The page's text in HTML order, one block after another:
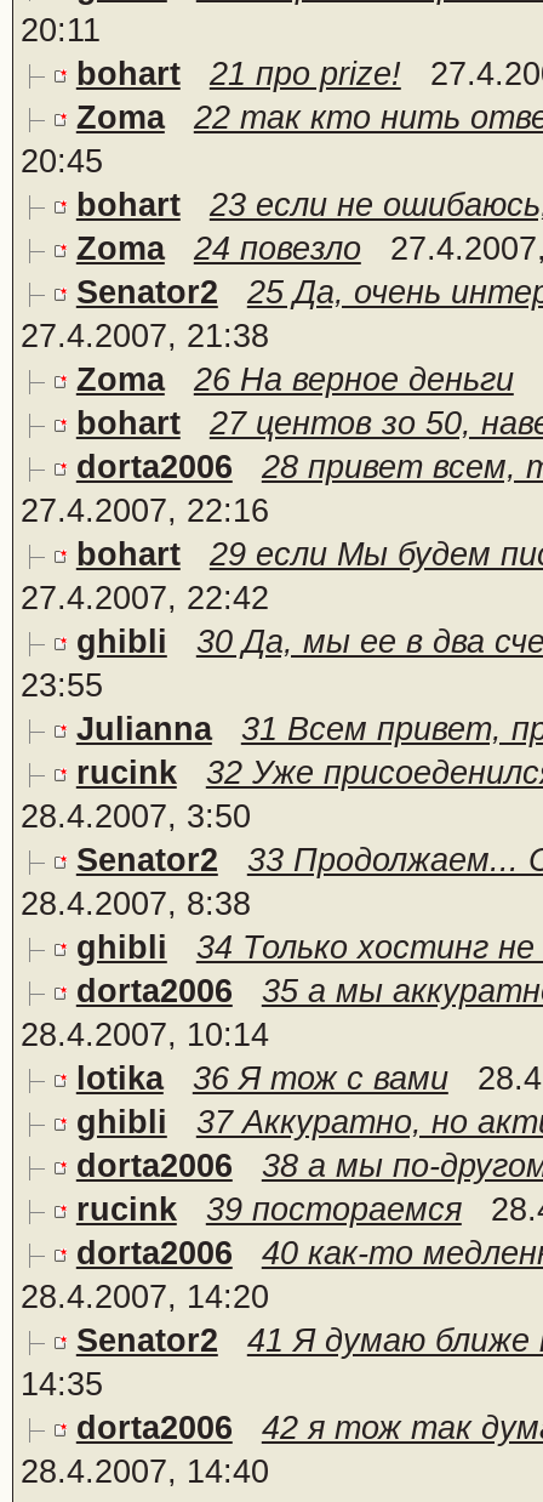
20:11
bohart
21 про prize!
Zoma
22 так кто нить
20:45
bohart
23 если не
Zoma
24 повезло
Senator2
25 Да, очень
27.4.2007, 21:38
Zoma
26 На верное деньги
bohart
27 центов зо 50,
dorta2006
28 привет всем,
27.4.2007, 22:16
bohart
29 если Мы будем
27.4.2007, 22:42
ghibli
30 Да, мы ее в два
23:55
Julianna
31 Всем привет,
rucink
32 Уже
28.4.2007, 3:50
Senator2
33 Продолжаем...
28.4.2007, 8:38
ghibli
34 Только хостинг
dorta2006
35 а мы
28.4.2007, 10:14
lotika
36 Я тож с вами
ghibli
37 Аккуратно, но
dorta2006
38 а мы по-
rucink
39 постораемся
dorta2006
40 как-то
28.4.2007, 14:20
Senator2
41 Я думаю ближе
14:35
dorta2006
42 я тож так
28.4.2007, 14:40